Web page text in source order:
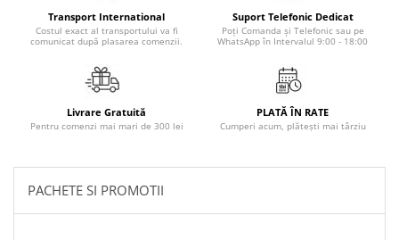
Biografii, Memorii, Jurnale
Carti erotice
Carti pentru Adolescenti, Young
Crime, Thriller, Mistery
Literatura Universala
Poezie
Transport International
Costul exact al transportului va fi
comunicat după plasarea comenzii.
Suport Telefonic Dedicat
Poți Comanda și Telefonic sau pe
WhatsApp în Intervalul 9:00 - 18:00
Livrare Gratuită
Pentru comenzi mai mari de 300 lei
PLATĂ ÎN RATE
Cumperi acum, plătești mai târziu
PACHETE SI PROMOTII